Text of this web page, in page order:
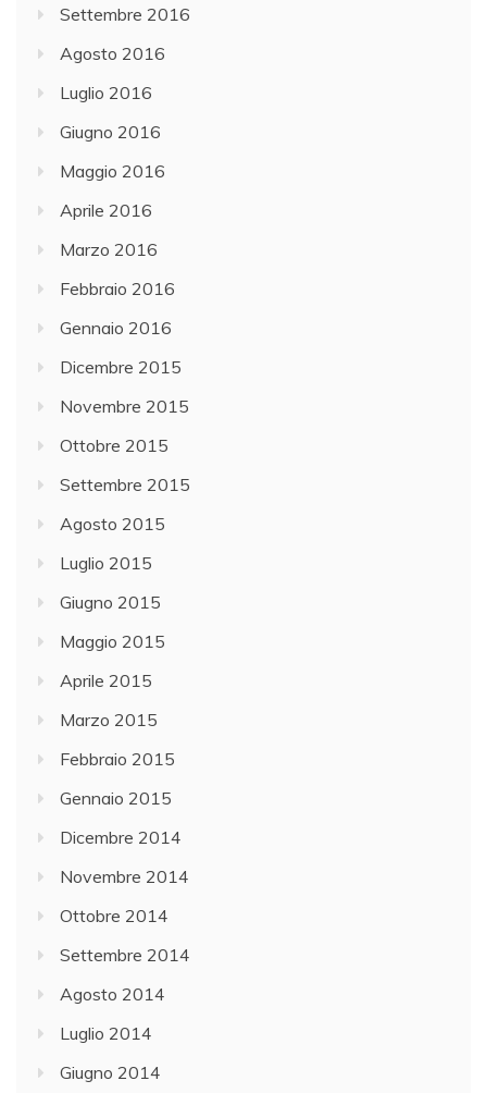
Settembre 2016
Agosto 2016
Luglio 2016
Giugno 2016
Maggio 2016
Aprile 2016
Marzo 2016
Febbraio 2016
Gennaio 2016
Dicembre 2015
Novembre 2015
Ottobre 2015
Settembre 2015
Agosto 2015
Luglio 2015
Giugno 2015
Maggio 2015
Aprile 2015
Marzo 2015
Febbraio 2015
Gennaio 2015
Dicembre 2014
Novembre 2014
Ottobre 2014
Settembre 2014
Agosto 2014
Luglio 2014
Giugno 2014